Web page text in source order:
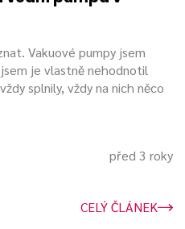
Vakuové pumpy jsem
je vlastně nehodnotil
splnily, vždy na nich něco
před 3 roky
CELÝ ČLÁNEK